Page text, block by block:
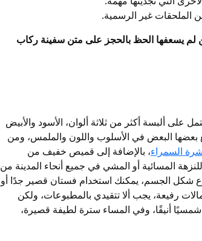
الملحقات غير الرسمية.
لم يسعفها الحظ بالحجز على متن سفينة ركاب
على ألبسة أكثر من ثلاثة ألوان، الأسود والأبيض
بعضها البعض في الأسلوب واللون والملمس، ومن
السمراء، بالإضافة إلى قميص خفيف من
المسائية أو المشي في جميع أنحاء المدينة من
شكل الجسم، يمكنك استخدام فستان قصير جدًا أو
رفيعة، يجب ألا تتقيدي بالمطبوعات، ولكن
أنيقًا، وفي المساء سترة لطيفة قصيرة،